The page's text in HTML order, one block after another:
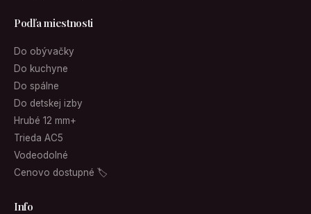
Podľa miestnosti
Do obývačky
Do kuchyne
Do spálne
Do detskej izby
Hrubé 12 mm+
Trieda AC5
Vodeodolné
Cenovo dostupné 🏷
Info